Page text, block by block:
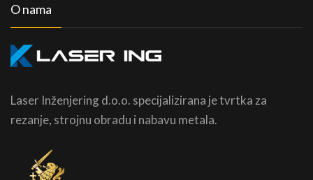
O nama
Laser Inženjering d.o.o. specijalizirana je tvrtka za
rezanje, strojnu obradu i nabavu metala.